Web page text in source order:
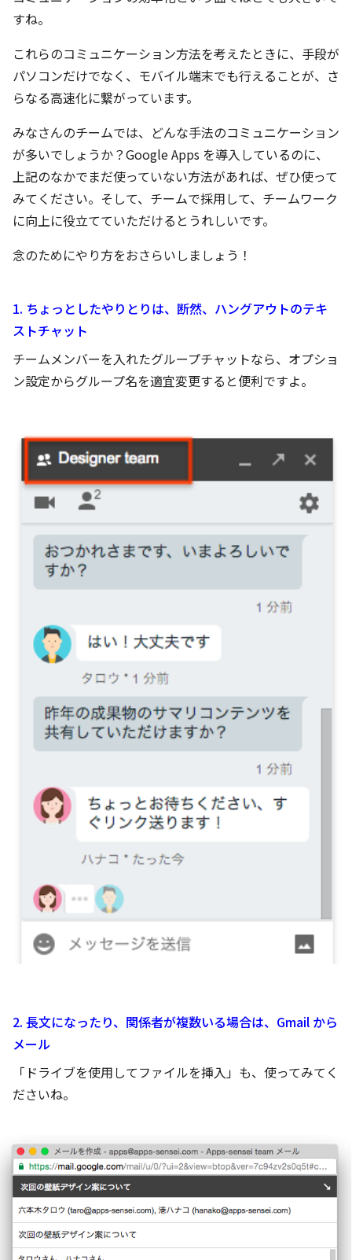
すね。
これらのコミュニケーション方法を考えたときに、手段が
パソコンだけでなく、モバイル端末でも行えることが、さ
らなる高速化に繋がっています。
みなさんのチームでは、どんな手法のコミュニケーション
が多いでしょうか？Google Apps を導入しているのに、
上記のなかでまだ使っていない方法があれば、ぜひ使って
みてください。そして、チームで採用して、チームワーク
に向上に役立てていただけるとうれしいです。
念のためにやり方をおさらいしましょう！
1. ちょっとしたやりとりは、断然、ハングアウトのテキ
ストチャット
チームメンバーを入れたグループチャットなら、オプショ
ン設定からグループ名を適宜変更すると便利ですよ。
2. 長文になったり、関係者が複数いる場合は、Gmail から
メール
「ドライブを使用してファイルを挿入」も、使ってみてく
ださいね。